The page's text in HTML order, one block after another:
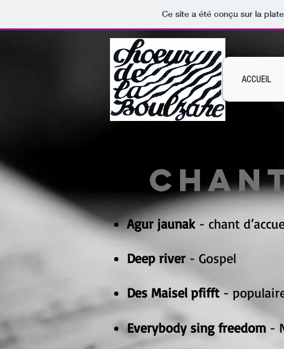
Ce site a été conçu sur la
ACCUEIL
Agur jaunak- chant
Deep river - Gospel
Des Maisel pfifft-
Everybody sing freedom -